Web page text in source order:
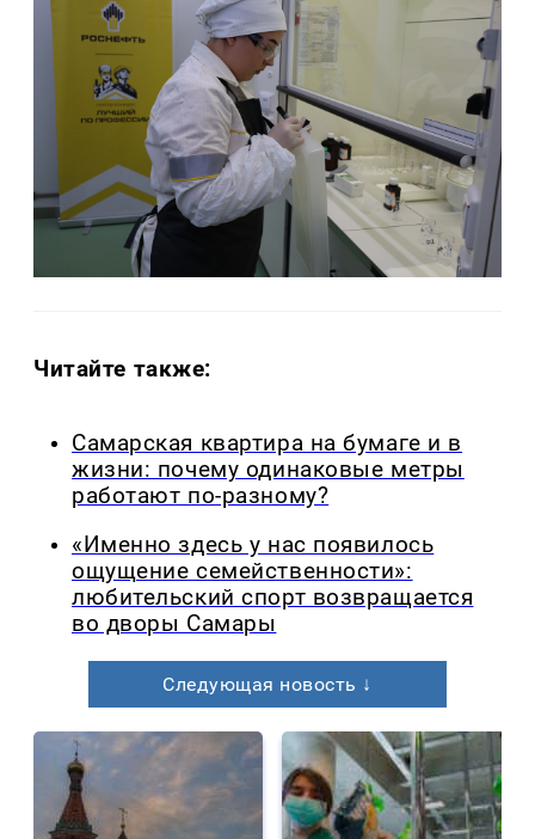
Читайте также:
Самарская квартира на бумаге и в
жизни: почему одинаковые метры
работают по-разному?
«Именно здесь у нас появилось
ощущение семейственности»:
любительский спорт возвращается
во дворы Самары
Следующая новость ↓